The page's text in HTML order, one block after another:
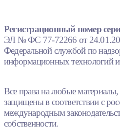
Регистрационный номер
ЭЛ № ФС 77-72266 от
Федеральной службой по
информационных технологий
Все права на любые
защищены в соответствии с
международным
собственности.